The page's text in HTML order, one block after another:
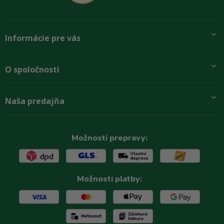
Informácie pre vás
Preprava a platba
Rady zákazníkom
O spoločnosti
O firme
Naša predajňa
Možnosti prepravy:
Možnosti platby: